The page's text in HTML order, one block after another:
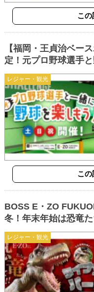
この
レジャー・観光
【福岡・王貞治ベー
定！元プロ野球選手
この
レジャー・観光
BOSS E・ZO
冬！年末年始は恐竜た